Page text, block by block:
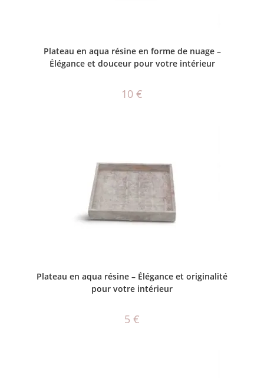
Plateau en aqua résine en forme de nuage –
Élégance et douceur pour votre intérieur
10 €
AJOUTER AU PANIER
Plateau en aqua résine – Élégance et originalité
pour votre intérieur
5 €